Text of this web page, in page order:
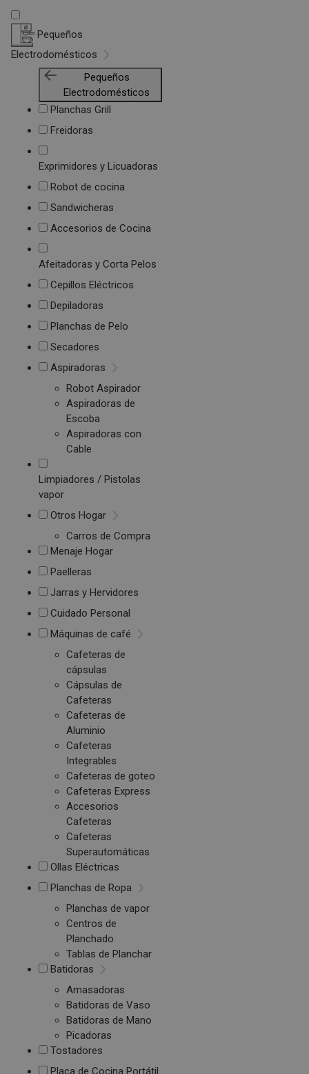
Pequeños
Electrodomésticos
Pequeños
Electrodomésticos
Planchas Grill
Freidoras
Exprimidores y Licuadoras
Robot de cocina
Sandwicheras
Accesorios de Cocina
Afeitadoras y Corta Pelos
Cepillos Eléctricos
Depiladoras
Planchas de Pelo
Secadores
Aspiradoras
Robot Aspirador
Aspiradoras de
Escoba
Aspiradoras con
Cable
Limpiadores / Pistolas
vapor
Otros Hogar
Carros de Compra
Menaje Hogar
Paelleras
Jarras y Hervidores
Cuidado Personal
Máquinas de café
Cafeteras de
cápsulas
Cápsulas de
Cafeteras
Cafeteras de
Aluminio
Cafeteras
Integrables
Cafeteras de goteo
Cafeteras Express
Accesorios
Cafeteras
Cafeteras
Superautomáticas
Ollas Eléctricas
Planchas de Ropa
Planchas de vapor
Centros de
Planchado
Tablas de Planchar
Batidoras
Amasadoras
Batidoras de Vaso
Batidoras de Mano
Picadoras
Tostadores
Placa de Cocina Portátil